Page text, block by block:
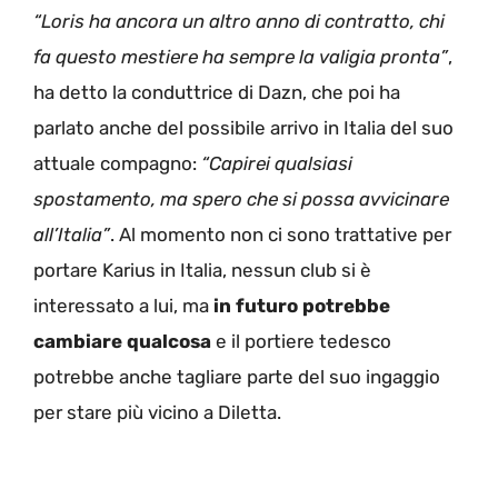
“Loris ha ancora un altro anno di contratto, chi
fa questo mestiere ha sempre la valigia pronta”,
ha detto la conduttrice di Dazn, che poi ha
parlato anche del possibile arrivo in Italia del suo
attuale compagno: “Capirei qualsiasi
spostamento, ma spero che si possa avvicinare
all’Italia”. Al momento non ci sono trattative per
portare Karius in Italia, nessun club si è
interessato a lui, ma in futuro potrebbe
cambiare qualcosa e il portiere tedesco
potrebbe anche tagliare parte del suo ingaggio
per stare più vicino a Diletta.